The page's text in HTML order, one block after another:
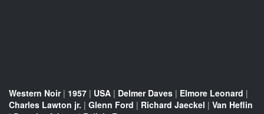
Western Noir| 1957 | USA | Delmer Daves | Elmore Leonard |
Charles Lawton jr. | Glenn Ford | Richard Jaeckel | Van Heflin